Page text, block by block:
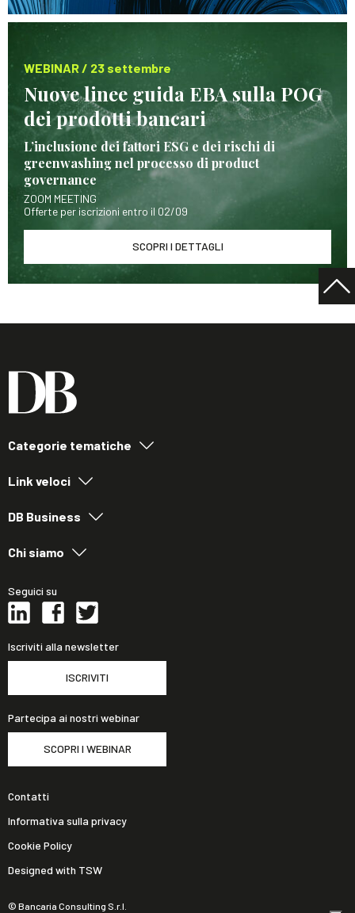
WEBINAR / 23 settembre
Nuove linee guida EBA sulla POG
dei prodotti bancari
L’inclusione dei fattori ESG e dei rischi di
greenwashing nel processo di product
governance
ZOOM MEETING
Offerte per iscrizioni entro il 02/09
SCOPRI I DETTAGLI
Categorie tematiche
Link veloci
DB Business
Chi siamo
Seguici su
Iscriviti alla newsletter
ISCRIVITI
Partecipa ai nostri webinar
SCOPRI I WEBINAR
© Bancaria Consulting S.r.l.
Contatti
Informativa sulla privacy
Cookie Policy
Designed with TSW